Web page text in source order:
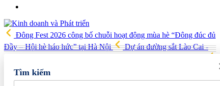
Đông Fest 2026 công bố chuỗi hoạt động mùa hè “Đông đúc đủ
Đầy – Hội hè háo hức” tại Hà Nội
Dự án đường sắt Lào Cai -
ITE HCMC 2026 mở rộng cơ hội kết nối quốc tế cho doanh nghiệp
du lịch
Thủ tướng: Xây dựng một không gian mạng an toàn, tin
Tìm kiếm